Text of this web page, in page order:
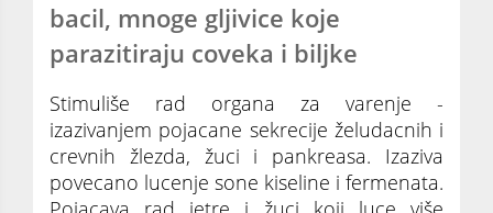
bacil, mnoge gljivice koje
parazitiraju coveka i biljke
Stimuliše rad organa za varenje -
izazivanjem pojacane sekrecije želudacnih i
crevnih žlezda, žuci i pankreasa. Izaziva
povecano lucenje sone kiseline i fermenata.